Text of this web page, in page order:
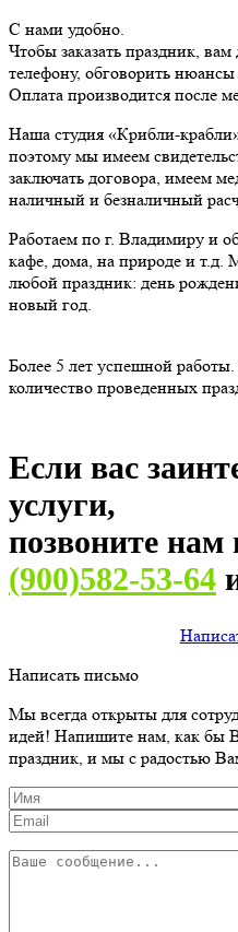
С нами удобно.
Чтобы заказать праздник,
телефону, обговорить
Оплата производится после
Наша студия «Крибли-
поэтому мы имеем
заключать договора, имеем
наличный и безналичный
Работаем по г. Владимиру и
кафе, дома, на природе и
любой праздник: день
новый год.
Более 5 лет успешной
количество проведенных
Если вас
услуги,
позвоните нам
(900)582-53-64
Написать письмо
Мы всегда открыты для
идей! Напишите нам, как бы
праздник, и мы с радостью